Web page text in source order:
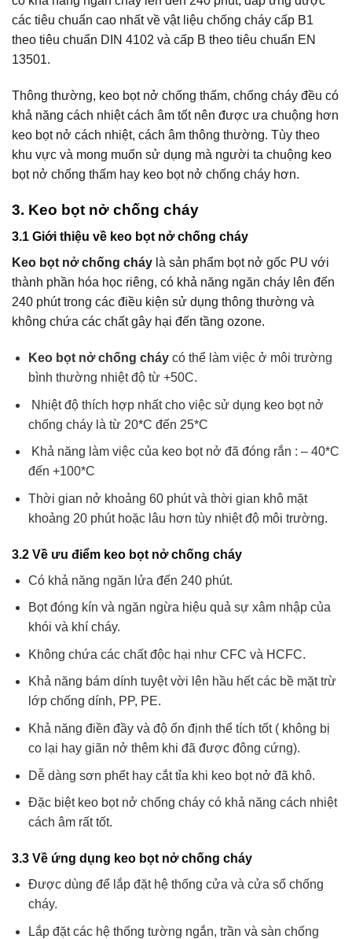
các tiêu chuẩn cao nhất về vật liệu chống cháy cấp B1
theo tiêu chuẩn DIN 4102 và cấp B theo tiêu chuẩn EN
13501.
Thông thường, keo bọt nở chống thấm, chống cháy đều có
khả năng cách nhiệt cách âm tốt nên được ưa chuộng hơn
keo bọt nở cách nhiệt, cách âm thông thường. Tùy theo
khu vực và mong muốn sử dụng mà người ta chuộng keo
bọt nở chống thấm hay keo bọt nở chống cháy hơn.
3. Keo bọt nở chống cháy
3.1 Giới thiệu về keo bọt nở chống cháy
Keo bọt nở chống cháy là sản phẩm bọt nở gốc PU với
thành phần hóa học riêng, có khả năng ngăn cháy lên đến
240 phút trong các điều kiện sử dụng thông thường và
không chứa các chất gây hại đến tầng ozone.
Keo bọt nở chống cháycó thể làm việc ở môi trường
bình thường nhiệt độ từ +50C.
Nhiệt độ thích hợp nhất cho việc sử dụng keo bọt nở
chống cháy là từ 20*C đến 25*C
Khả năng làm việc của keo bọt nở đã đóng rắn : – 40*C
đến +100*C
Thời gian nở khoảng 60 phút và thời gian khô mặt
khoảng 20 phút hoặc lâu hơn tùy nhiệt độ môi trường.
3.2 Về ưu điểm keo bọt nở chống cháy
Có khả năng ngăn lửa đến 240 phút.
Bọt đóng kín và ngăn ngừa hiệu quả sự xâm nhập của
khói và khí cháy.
Không chứa các chất độc hại như CFC và HCFC.
Khả năng bám dính tuyệt vời lên hầu hết các bề mặt trừ
lớp chống dính, PP, PE.
Khả năng điền đầy và độ ổn định thể tích tốt ( không bị
co lại hay giãn nở thêm khi đã được đông cứng).
Dễ dàng sơn phết hay cắt tỉa khi keo bọt nở đã khô.
Đặc biệt keo bọt nở chống cháy có khả năng cách nhiệt
cách âm rất tốt.
3.3 Về ứng dụng keo bọt nở chống cháy
Được dùng để lắp đặt hệ thống cửa và cửa sổ chống
cháy.
Lắp đặt các hệ thống tường ngắn, trần và sàn chống